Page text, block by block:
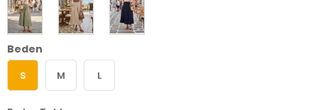
Beden
S M L